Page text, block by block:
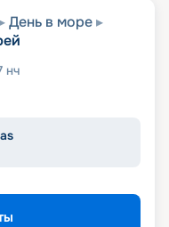
День в море
нч